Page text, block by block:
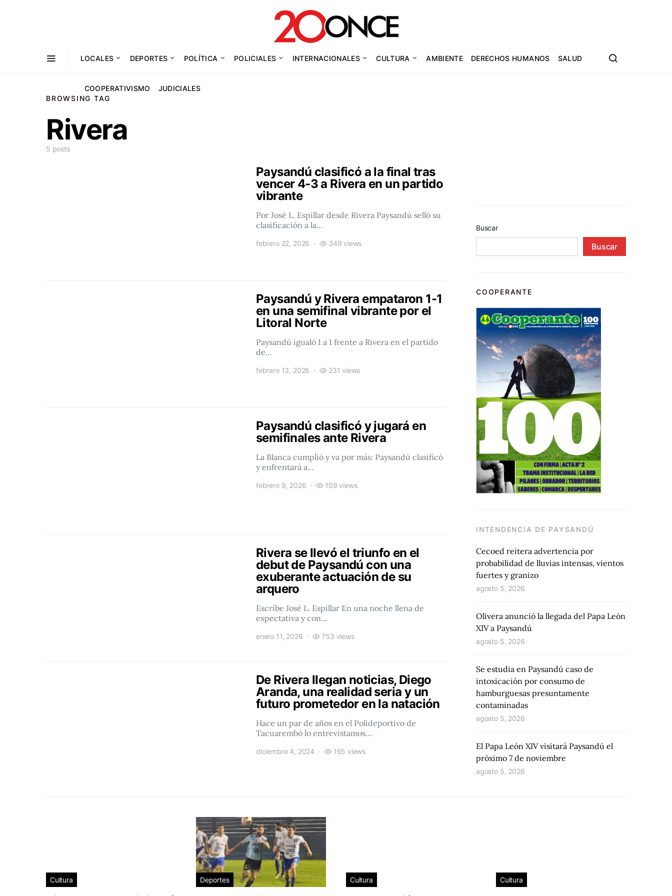
LOCALES DEPORTES POLÍTICA POLICIALES INTERNACIONALES CULTURA AMBIENTE DERECHOS HUMANOS SALUD
COOPERATIVISMO
JUDICIALES
BROWSING TAG
Rivera
5 posts
Paysandú clasificó a la final tras
vencer 4-3 a Rivera en un partido
vibrante
Por José L. Espillar desde Rivera Paysandú selló su
clasificación a la…
febrero 22, 2026 349 views
Paysandú y Rivera empataron 1-1
en una semifinal vibrante por el
Litoral Norte
Paysandú igualó 1 a 1 frente a Rivera en el partido
de…
febrero 13, 2026 231 views
Paysandú clasificó y jugará en
semifinales ante Rivera
La Blanca cumplió y va por más: Paysandú clasificó
y enfrentará a…
febrero 9, 2026 109 views
Rivera se llevó el triunfo en el
debut de Paysandú con una
exuberante actuación de su
arquero
Escribe José L. Espillar En una noche llena de
expectativa y con…
enero 11, 2026 753 views
De Rivera llegan noticias, Diego
Aranda, una realidad seria y un
futuro prometedor en la natación
Hace un par de años en el Polideportivo de
Tacuarembó lo entrevistamos…
diciembre 4, 2024 165 views
Buscar
Buscar
COOPERANTE
INTENDENCIA DE PAYSANDÚ
Cecoed reitera advertencia por
probabilidad de lluvias intensas, vientos
fuertes y granizo
agosto 5, 2026
Olivera anunció la llegada del Papa León
XIV a Paysandú
agosto 5, 2026
Se estudia en Paysandú caso de
intoxicación por consumo de
hamburguesas presuntamente
contaminadas
agosto 5, 2026
El Papa León XIV visitará Paysandú el
próximo 7 de noviembre
agosto 5, 2026
Cultura Deportes Cultura Cultura